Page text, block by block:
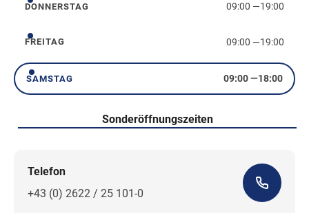
Donnerstag
DONNERSTAG 09:00 —19:00
Freitag
FREITAG 09:00 —19:00
Samstag
SAMSTAG 09:00—18:00
Sonderöffnungszeiten
Telefon
+43 (0) 2622 / 25 101-0